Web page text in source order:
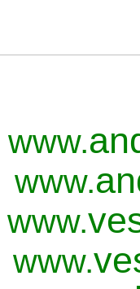
www.
www.
www.
www.